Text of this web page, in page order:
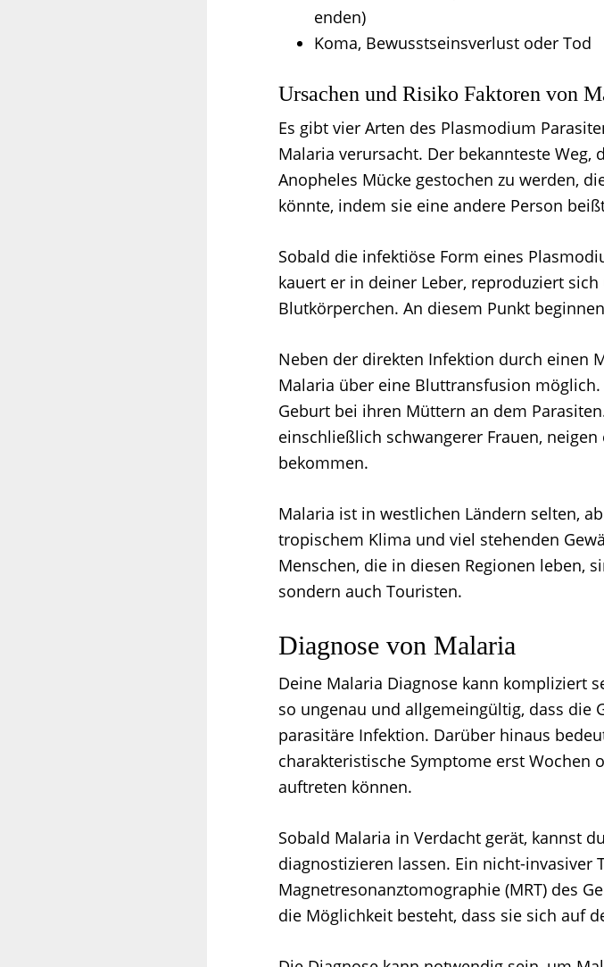
enden)
Koma, Bewusstseinsverlust oder Tod
Ursachen und Risiko Faktoren von
Es gibt vier Arten des Plasmodium
Malaria verursacht. Der bekannteste
Anopheles Mücke gestochen zu werden,
könnte, indem sie eine andere Person
Sobald die infektiöse Form eines
kauert er in deiner Leber, reproduziert
Blutkörperchen. An diesem Punkt
Neben der direkten Infektion durch einen
Malaria über eine Bluttransfusion
Geburt bei ihren Müttern an dem
einschließlich schwangerer Frauen,
bekommen.
Malaria ist in westlichen Ländern selten,
tropischem Klima und viel stehenden
Menschen, die in diesen Regionen leben,
sondern auch Touristen.
Diagnose von Malaria
Deine Malaria Diagnose kann kompliziert
so ungenau und allgemeingültig, dass die
parasitäre Infektion. Darüber hinaus
charakteristische Symptome erst Wochen
auftreten können.
Sobald Malaria in Verdacht gerät, kannst
diagnostizieren lassen. Ein nicht-invasiver
Magnetresonanztomographie (MRT) des
die Möglichkeit besteht, dass sie sich auf